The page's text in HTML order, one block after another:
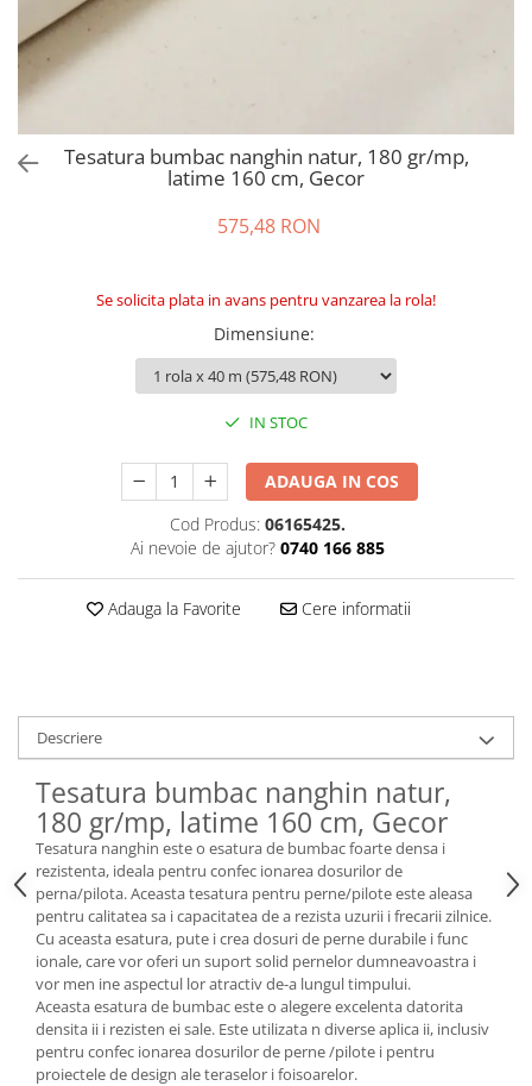
Tesatura bumbac nanghin natur, 180 gr/mp,
latime 160 cm, Gecor
575,48 RON
Se solicita plata in avans pentru vanzarea la rola!
Dimensiune:
IN STOC
ADAUGA IN COS
Cod Produs: 06165425.
Ai nevoie de ajutor? 0740 166 885
Adauga la Favorite Cere informatii
Descriere
Tesatura bumbac nanghin natur,
180 gr/mp, latime 160 cm, Gecor
Tesatura nanghin este o esatura de bumbac foarte densa i
rezistenta, ideala pentru confec ionarea dosurilor de
perna/pilota. Aceasta tesatura pentru perne/pilote este aleasa
pentru calitatea sa i capacitatea de a rezista uzurii i frecarii zilnice.
Cu aceasta esatura, pute i crea dosuri de perne durabile i func
ionale, care vor oferi un suport solid pernelor dumneavoastra i
vor men ine aspectul lor atractiv de-a lungul timpului.
Aceasta esatura de bumbac este o alegere excelenta datorita
densita ii i rezisten ei sale. Este utilizata n diverse aplica ii, inclusiv
pentru confec ionarea dosurilor de perne /pilote i pentru
proiectele de design ale teraselor i foisoarelor.